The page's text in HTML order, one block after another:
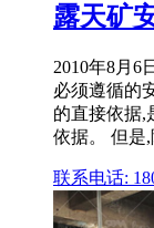
露天矿
2010年8月6
必须遵循的
的直接依据,
依据。 但是
联系电话: